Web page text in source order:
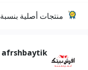
منتجات أصلية بنسبة 100٪
afrshbaytik